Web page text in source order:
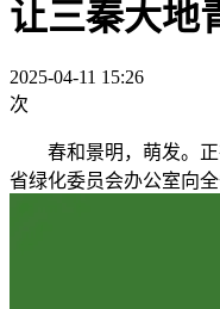
让三秦大地
2025-04-11 15:26
次
春和景明，萌发。正
省绿化委员会办公室向